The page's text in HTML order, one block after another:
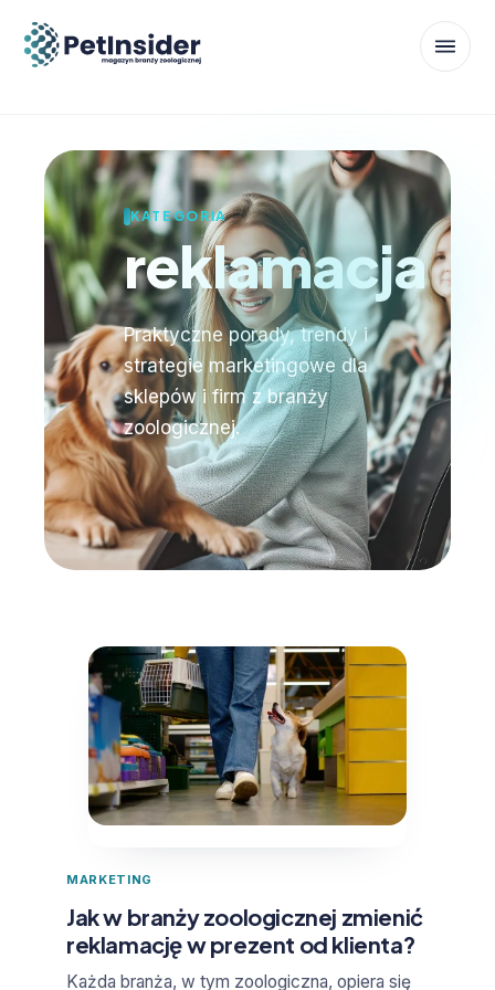
KATEGORIA
reklamacja
Praktyczne porady, trendy i
strategie marketingowe dla
sklepów i firm z branży
zoologicznej.
MARKETING
Jak w branży zoologicznej zmienić
reklamację w prezent od klienta?
Każda branża, w tym zoologiczna, opiera się